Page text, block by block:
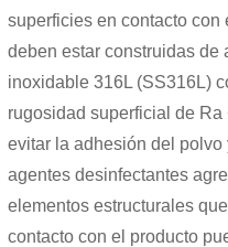
superficies en contacto con
deben estar construidas de
inoxidable 316L (SS316L)
rugosidad superficial de Ra
evitar la adhesión del polvo
agentes desinfectantes
elementos estructurales
contacto con el producto